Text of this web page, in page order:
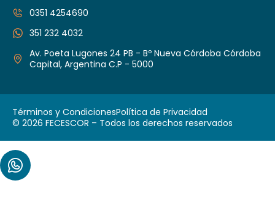
0351 4254690
351 232 4032
Av. Poeta Lugones 24 PB - Bº Nueva Córdoba Córdoba
Capital, Argentina C.P - 5000
© 2026 FECESCOR – Todos los derechos reservados
Términos y CondicionesPolítica de Privacidad